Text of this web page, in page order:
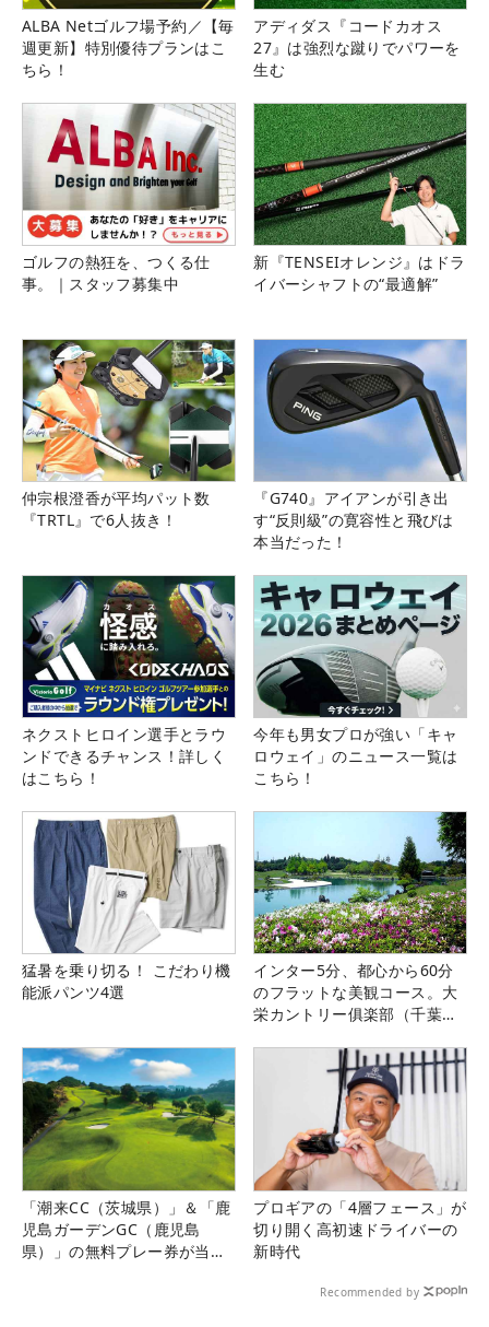
ALBA Netゴルフ場予約／【毎
週更新】特別優待プランはこ
ちら！
アディダス『コードカオス
27』は強烈な蹴りでパワーを
生む
ゴルフの熱狂を、つくる仕
事。｜スタッフ募集中
新『TENSEIオレンジ』はドラ
イバーシャフトの“最適解”
仲宗根澄香が平均パット数
『TRTL』で6人抜き！
『G740』アイアンが引き出
す“反則級”の寛容性と飛びは
本当だった！
ネクストヒロイン選手とラウ
ンドできるチャンス！詳しく
はこちら！
今年も男女プロが強い「キャ
ロウェイ」のニュース一覧は
こちら！
猛暑を乗り切る！ こだわり機
能派パンツ4選
インター5分、都心から60分
のフラットな美観コース。大
栄カントリー俱楽部（千葉
「潮来CC（茨城県）」＆「鹿
児島ガーデンGC（鹿児島
県）」の無料プレー券が当た
プロギアの「4層フェース」が
切り開く高初速ドライバーの
新時代
Recommended by